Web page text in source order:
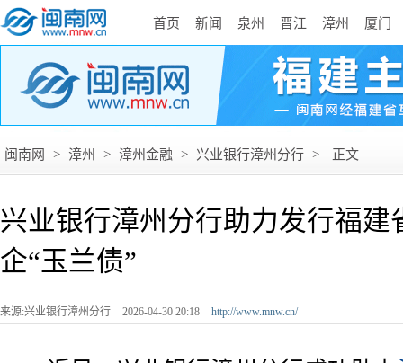
首页 新闻 泉州 晋江 漳州 厦门
闽南网 > 漳州 > 漳州金融 > 兴业银行漳州分行 > 正文
兴业银行漳州分行助力发行福建
企“玉兰债”
来源:兴业银行漳州分行 2026-04-30 20:18 http://www.mnw.cn/